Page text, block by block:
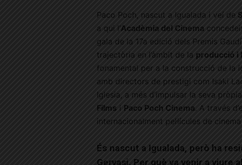
Paco Poch, nascut a Igualada i veí de
a qui l’Acadèmia del Cinema
gala de la 17a edició dels Premis
trajectòria en l’àmbit de la producció i
fonamental per a la construcció de la
amb directors de prestigi com Isaki
Iglesia, a més d’impulsar la seva
Films
Paco Poch Cinema . A través
internacionalment pel·lícules de
És nascut a Igualada, però ha
Gervasi. Per què va venir a viure